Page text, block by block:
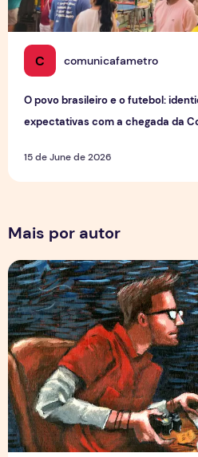
C comunicafametro
O povo brasileiro e o futebol:
expectativas com a chegada da
15 de June de 2026
Mais por autor
Por Trás dos Pixels